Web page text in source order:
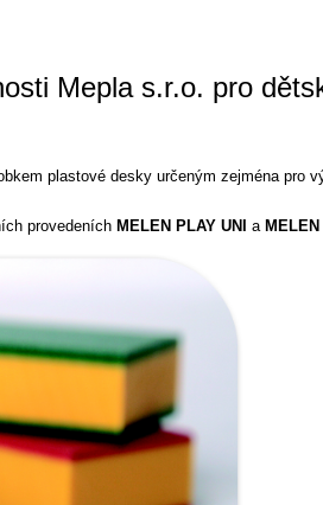
Mepla s.r.o. pro
plastové desky určeným zejména pro
provedeních MELEN PLAY UNI a